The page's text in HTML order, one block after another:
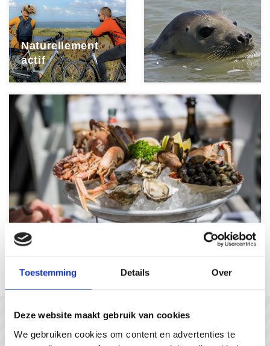
Toestemming Details Over
Deze website maakt gebruik van cookies
We gebruiken cookies om content en advertenties te
Naturellement
actif
.
Les plaisirs gourmands
In gesprek met...
#gastvrijzeeuwsvlaanderen